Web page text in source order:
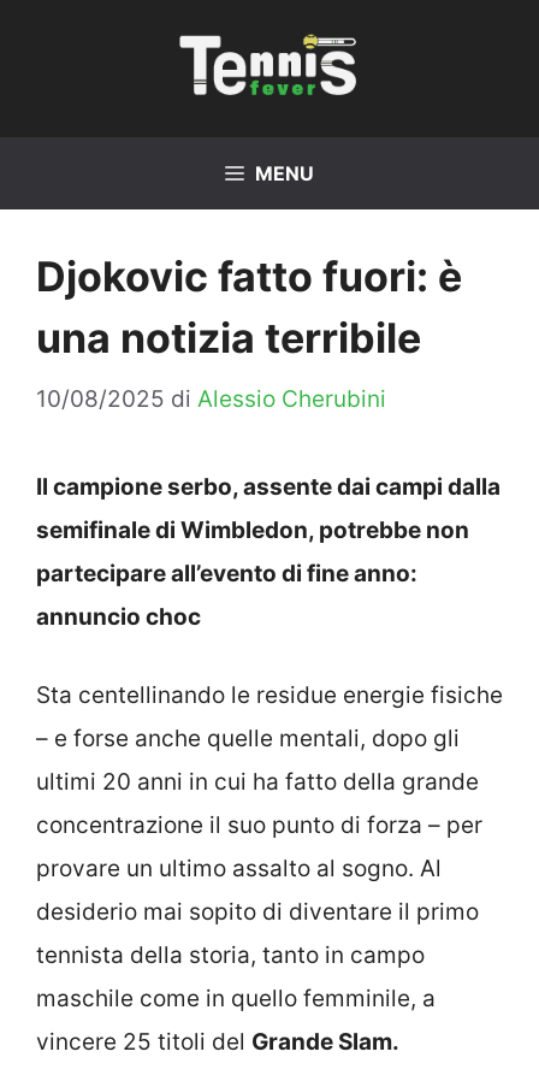
MENU
Djokovic fatto fuori: è
una notizia terribile
10/08/2025 di Alessio Cherubini
Il campione serbo, assente dai campi dalla
semifinale di Wimbledon, potrebbe non
partecipare all’evento di fine anno:
annuncio choc
Sta centellinando le residue energie fisiche
– e forse anche quelle mentali, dopo gli
ultimi 20 anni in cui ha fatto della grande
concentrazione il suo punto di forza – per
provare un ultimo assalto al sogno. Al
desiderio mai sopito di diventare il primo
tennista della storia, tanto in campo
maschile come in quello femminile, a
vincere 25 titoli del Grande Slam.